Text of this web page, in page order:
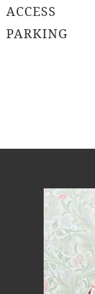
ACCESS
PARKING